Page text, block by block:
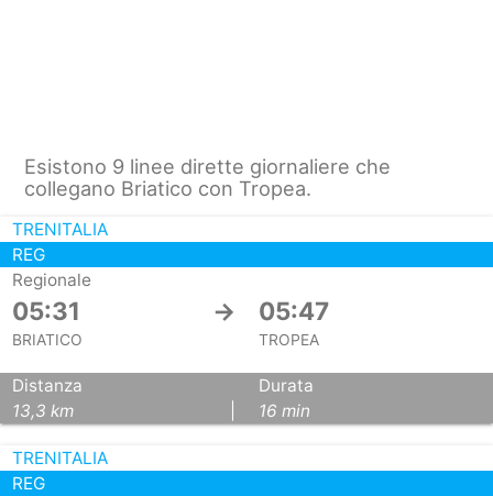
Esistono 9 linee dirette giornaliere che
collegano Briatico con Tropea.
TRENITALIA
REG
Regionale
05:31 → 05:47
BRIATICO TROPEA
Distanza
13,3 km
Durata
16 min
TRENITALIA
REG